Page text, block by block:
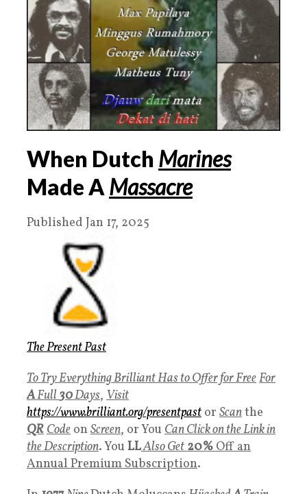
When Dutch Marines
Made A Massacre
Published Jan 17, 2025
The Present Past
To Try Everything Brilliant Has to Offer for FreeFor
AFull30Days, Visit
https://www.brilliant.org/presentpast or Scanthe
QRCode on Screen, or You Can Click on the Link in
the Description. You LLAlso Get20%Off an
Annual Premium Subscription.